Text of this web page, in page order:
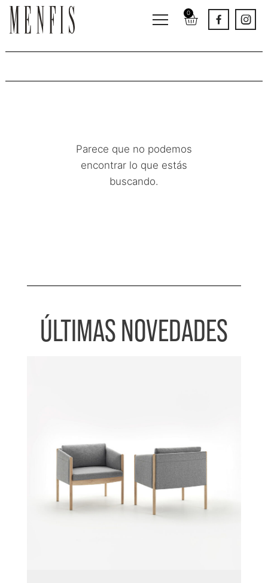
0
Parece que no podemos
encontrar lo que estás
buscando.
ÚLTIMAS NOVEDADES